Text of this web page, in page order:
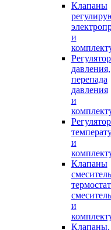
Клапаны
и
давления,
перепада
давления
и
и
Клапаны
и
Клапаны,